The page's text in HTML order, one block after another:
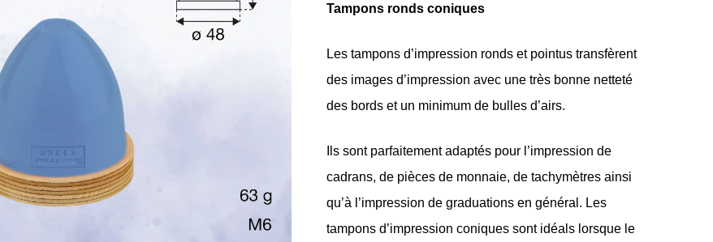
Tampons ronds coniques
Les tampons d’impression ronds et pointus transfèrent
des images d’impression avec une très bonne netteté
des bords et un minimum de bulles d’airs.
Ils sont parfaitement adaptés pour l’impression de
cadrans, de pièces de monnaie, de tachymètres ainsi
qu’à l’impression de graduations en général. Les
tampons d’impression coniques sont idéals lorsque le